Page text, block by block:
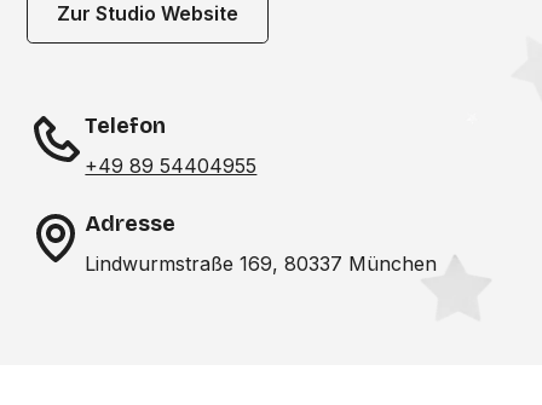
Zur Studio Website
Telefon
+49 89 54404955
Adresse
Lindwurmstraße 169, 80337 München